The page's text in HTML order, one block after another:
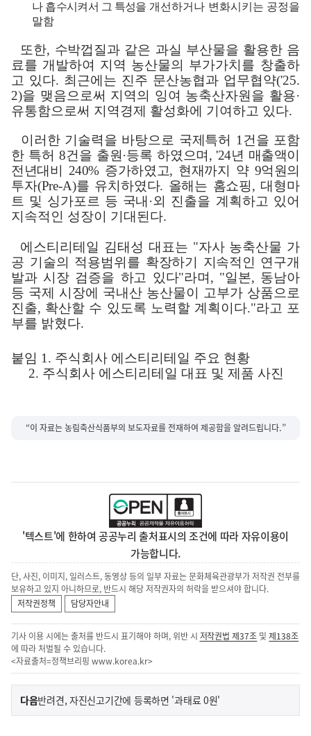
나 흡수시켜서 그 특성을 개선하거나 변화시키는 공정을
말함
또한, 수박껍질과 같은 과실 부산물을 활용한 음
료를 개발하여 지역 농산물의 부가가치를 창출하
고 있다. 최근에는 진주 문산농협과 업무협약('25.
2)을 맺음으로써 지역의 잉여 농축산자원을 활용·
유통함으로써 지역경제 활성화에 기여하고 있다.
이러한 기술력을 바탕으로 국제특허 1 건을 포함
한 특허 8건을 출원 ·등록 하였으며 , '24년 매출액이
전년대비 240% 증가하였고, 현재까지 약 9억원의
투자(Pre-A)를 유치하였다. 올해는 홈쇼핑, 대형마
트 및 싱가포르 등 국내 ·외 진출을 계획하고 있어
지속적인 성장이 기대된다.
에스티리테일 김태성 대표는 "자사 농축산물 가
공 기술의 적용범위를 확장하기 지속적인 연구개
발과 시장 검증을 하고 있다"라며 , "일본, 동남아
등 국제 시장에 국내산 농산물이 고부가 상품으로
진출, 확산할 수 있도록 노력할 계획이다."라고 포
부를 밝혔다.
붙임 1. 주식회사 에스티리테일 주요 현황
2. 주식회사 에스티리테일 대표 및 제품 사진
“이 자료는 농림축산식품부의 보도자료를 전재하여 제공함을 알려드립니다.”
'텍스트'에 한하여 공공누리 출처표시의 조건에 따라 자유이용이
가능합니다.
단, 사진, 이미지, 일러스트, 동영상 등의 일부 자료는 문화체육관광부가 저작권 전부를
보유하고 있지 아니하므로, 반드시 해당 저작권자의 허락을 받으셔야 합니다.
저작권정책
담당자안내
기사 이용 시에는 출처를 반드시 표기해야 하며, 위반 시 저작권법 제37조 및제138조
에 따라 처벌될 수 있습니다.
<자료출처=정책브리핑 www.korea.kr>
이
전
다음기
사
반려견, 자진신고기간에 등록하면 '과태료 0원'